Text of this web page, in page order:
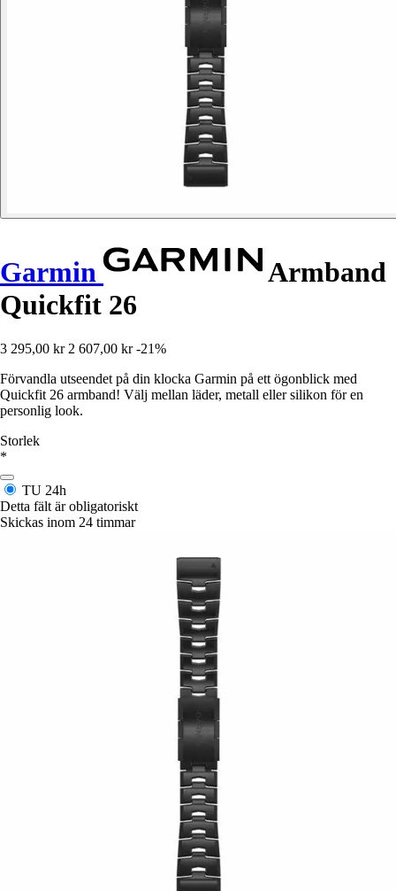
Garmin
Armband
Quickfit 26
3 295,00 kr 2 607,00 kr -21%
Förvandla utseendet på din klocka Garmin på ett ögonblick med
Quickfit 26 armband! Välj mellan läder, metall eller silikon för en
personlig look.
Storlek
*
TU 24h
Detta fält är obligatoriskt
Skickas inom 24 timmar